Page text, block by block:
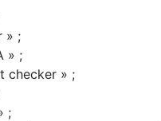
» ;
» ;
checker » ;
;